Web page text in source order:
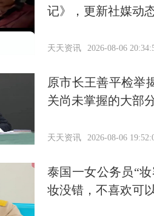
记》，更新社媒动
天天资讯 2026-08-06
原市长王善平检举
关尚未掌握的大部
天天资讯 2026-08-06
泰国一女公务员“
妆没错，不喜欢可